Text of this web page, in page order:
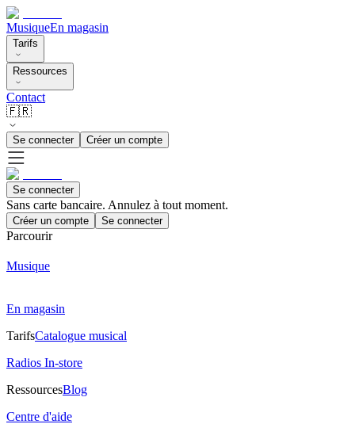
MusiqueEn magasin
Tarifs
Ressources
Contact
🇫🇷
Se connecter Créer un compte
Se connecter
Sans carte bancaire. Annulez à tout moment.
Créer un compte Se connecter
Parcourir
Musique
En magasin
TarifsCatalogue musical
Radios In-store
RessourcesBlog
Centre d'aide